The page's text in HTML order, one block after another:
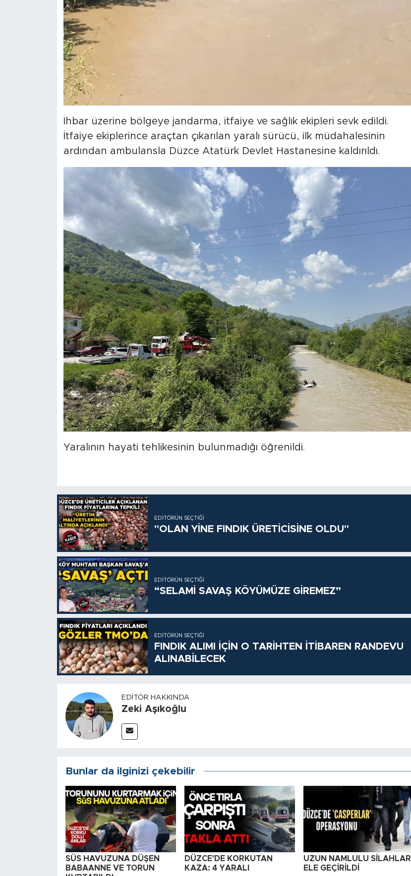
İhbar üzerine bölgeye jandarma, itfaiye ve sağlık ekipleri sevk edildi.
İtfaiye ekiplerince araçtan çıkarılan yaralı sürücü, ilk müdahalesinin
ardından ambulansla Düzce Atatürk Devlet Hastanesine kaldırıldı.
Yaralının hayati tehlikesinin bulunmadığı öğrenildi.
EDITÖRÜN SEÇTIĞI
"OLAN YİNE FINDIK ÜRETİCİSİNE OLDU"
EDITÖRÜN SEÇTIĞI
“SELAMİ SAVAŞ KÖYÜMÜZE GİREMEZ”
EDITÖRÜN SEÇTIĞI
FINDIK ALIMI İÇİN O TARİHTEN İTİBAREN RANDEVU
ALINABİLECEK
EDITÖR HAKKINDA
Zeki Aşıkoğlu
Bunlar da ilginizi çekebilir
SÜS HAVUZUNA DÜŞEN
BABAANNE VE TORUN
DÜZCE'DE KORKUTAN
KAZA: 4 YARALI
UZUN NAMLULU SİLAHLAR
ELE GEÇİRİLDİ